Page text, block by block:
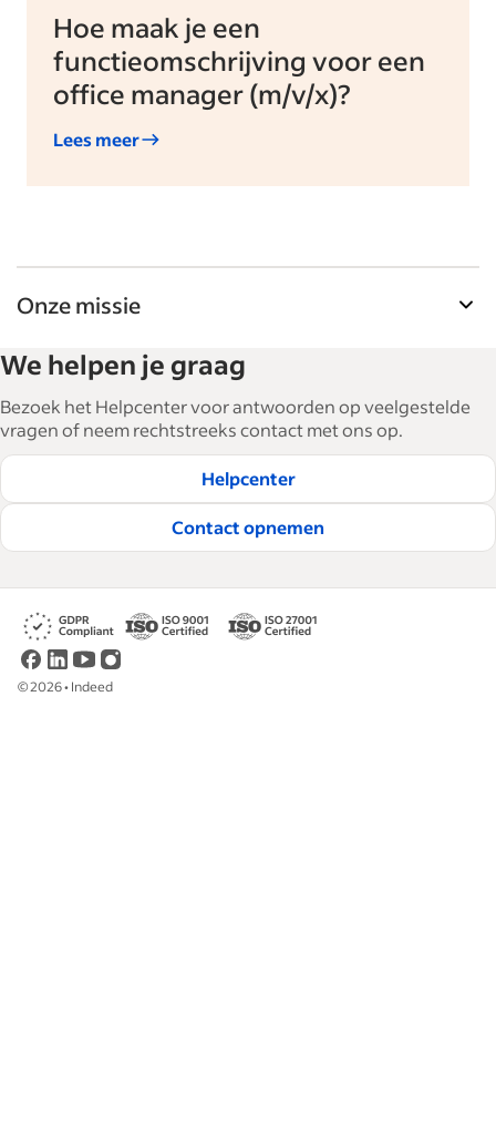
Hoe maak je een
functieomschrijving voor een
office manager (m/v/x)?
Lees meer
Onze missie
bedrijven bij het uitbreiden en managen van hun
personeel. Met meer dan 15.000 artikelen in 6
talen bieden we tactisch advies, tips en best
practices om bedrijven te helpen de beste
medewerkers te werven en te behouden.
Lees onze redactionele richtlijnen
We helpen je graag
Bezoek het Helpcenter voor antwoorden op veelgestelde
vragen of neem rechtstreeks contact met ons op.
Helpcenter
Contact opnemen
©2026• Indeed